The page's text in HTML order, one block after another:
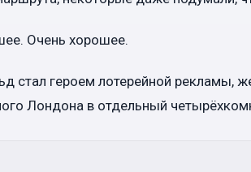
Очень хорошее.
стал героем лотерейной рекламы,
Лондона в отдельный